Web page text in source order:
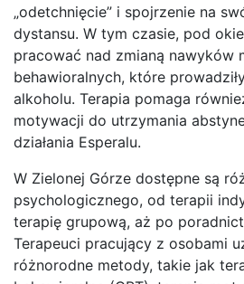
„odetchnięcie” i spojrzenie na
dystansu. W tym czasie, pod
pracować nad zmianą nawyków
behawioralnych, które
alkoholu. Terapia pomaga
motywacji do utrzymania
działania Esperalu.
W Zielonej Górze dostępne są
psychologicznego, od terapii
terapię grupową, aż po
Terapeuci pracujący z osobami
różnorodne metody, takie jak